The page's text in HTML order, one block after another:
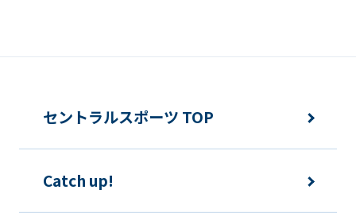
セントラルスポーツ TOP
Catch up!